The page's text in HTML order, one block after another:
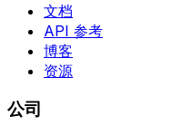
文档
API 参考
博客
资源
公司